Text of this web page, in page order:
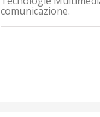
comunicazione.